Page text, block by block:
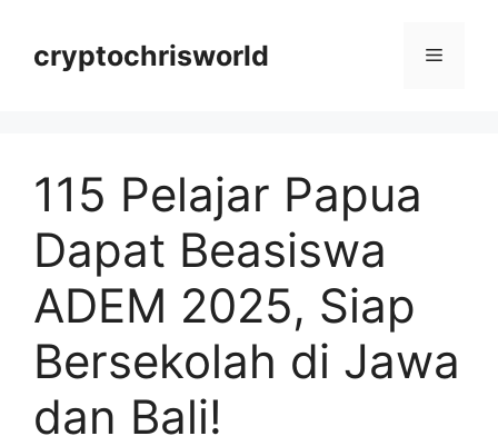
cryptochrisworld Menu
115 Pelajar Papua
Dapat Beasiswa
ADEM 2025, Siap
Bersekolah di Jawa
dan Bali!